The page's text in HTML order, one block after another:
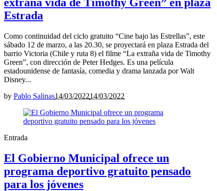
Estrada
Como continuidad del ciclo gratuito “Cine bajo las Estrellas”, este
sábado 12 de marzo, a las 20.30, se proyectará en plaza Estrada del
barrio Victoria (Chile y ruta 8) el filme “La extraña vida de Timothy
Green”, con dirección de Peter Hedges. Es una película
estadounidense de fantasía, comedia y drama lanzada por Walt
Disney...
by Pablo Salinas14/03/202214/03/2022
Entrada
El Gobierno Municipal ofrece un
programa deportivo gratuito pensado
para los jóvenes